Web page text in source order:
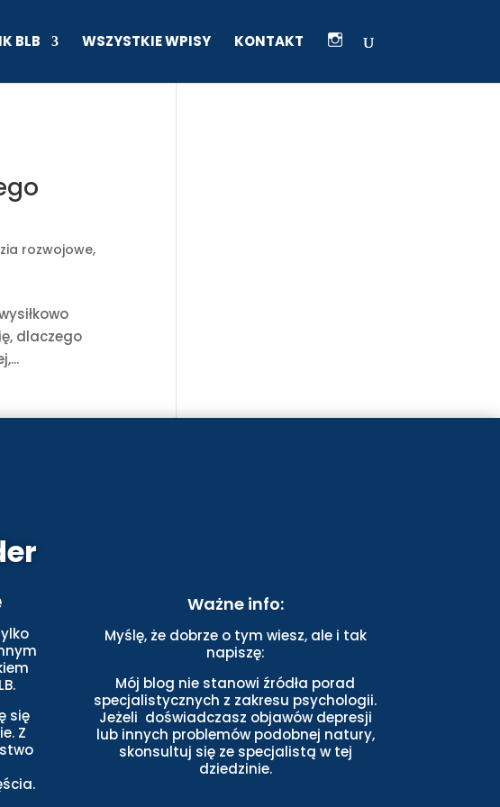
BLB WSZYSTKIE WPISY KONTAKT I
rozwojowe,
dlaczego
się
Z
Ważne info:
Myślę, że dobrze o tym wiesz, ale i tak
napiszę:
Mój blog nie stanowi źródła porad
specjalistycznych z zakresu psychologii.
Jeżeli doświadczasz objawów depresji
lub innych problemów podobnej natury,
skonsultuj się ze specjalistą w tej
dziedzinie.